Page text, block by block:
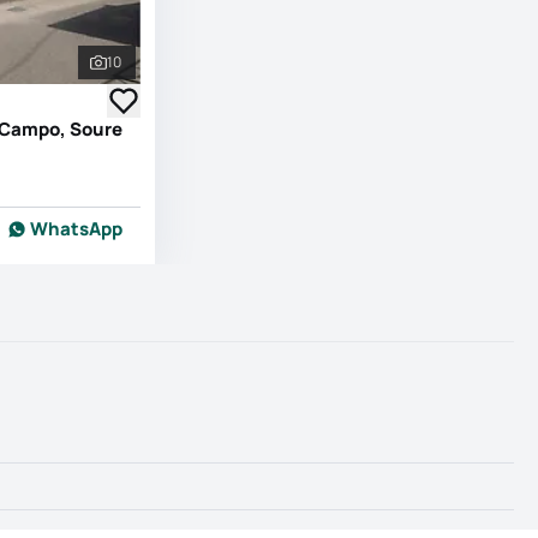
Ver todas as fotografias
10
Soure
WhatsApp